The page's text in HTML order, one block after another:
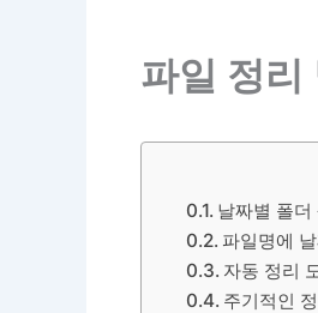
파일 정리
날짜별 폴더
파일명에
자동 정리
주기적인